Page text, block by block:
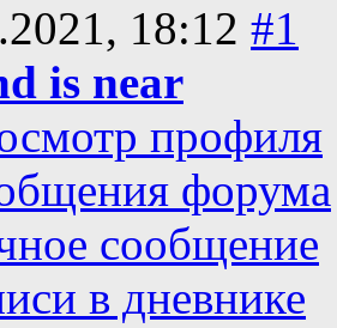
18:12 #1
is near
профиля
форума
сообщение
в дневнике